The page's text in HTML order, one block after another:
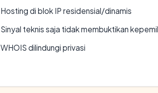
Hosting di blok IP residensial/dinamis
Sinyal teknis saja tidak membuktikan
WHOIS dilindungi privasi